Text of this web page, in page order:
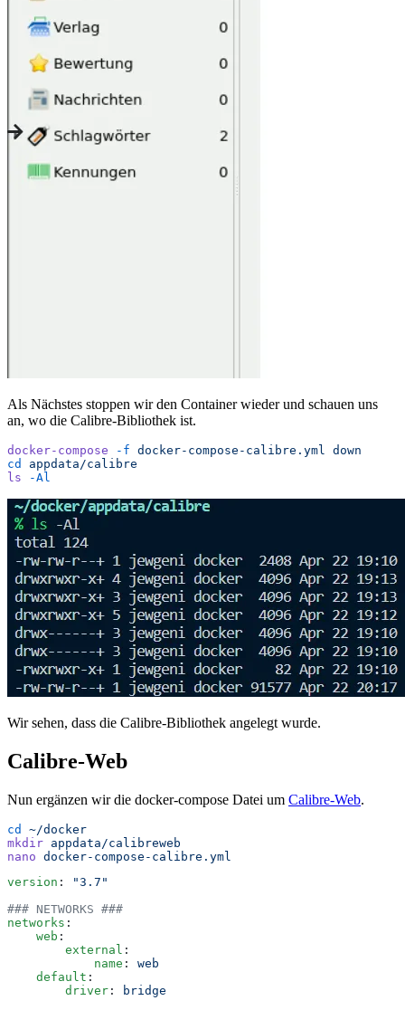
Als Nächstes stoppen wir den Container wieder und schauen uns
an, wo die Calibre-Bibliothek ist.
docker-compose -f docker-compose-calibre.yml down
cd
appdata/calibre
ls -Al
Wir sehen, dass die Calibre-Bibliothek angelegt wurde.
Calibre-Web
Nun ergänzen wir die docker-compose Datei um Calibre-Web.
cd
~/docker
mkdir appdata/calibreweb
nano docker-compose-calibre.yml
version : "3.7 "
### NETWORKS ###
networks :
    web
:
        external
:
            name
:
web
    default
:
        driver
:
bridge